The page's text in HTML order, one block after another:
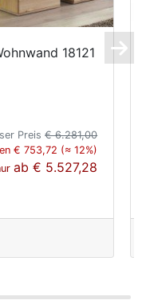
18121
Preis€ 6.281,00
€ 753,72 (≈ 12%)
ab€ 5.527,28